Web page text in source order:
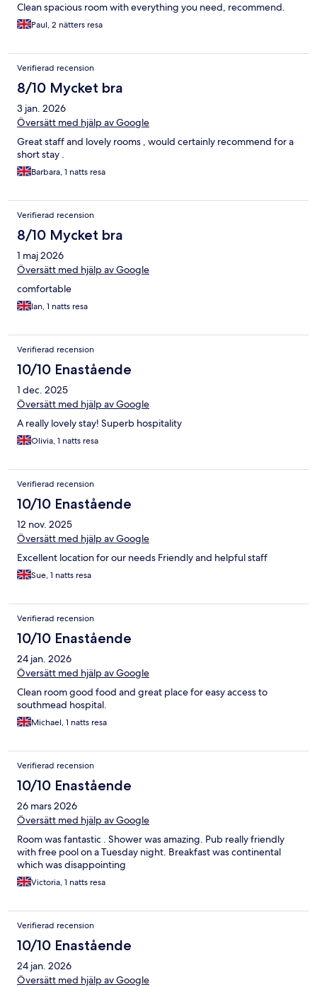
Clean spacious room with everything you need, recommend.
Paul, 2 nätters resa
Verifierad recension
8/10 Mycket bra
3 jan. 2026
Översätt med hjälp av Google
Great staff and lovely rooms , would certainly recommend for a
short stay .
Barbara, 1 natts resa
Verifierad recension
8/10 Mycket bra
1 maj 2026
Översätt med hjälp av Google
comfortable
Ian, 1 natts resa
Verifierad recension
10/10 Enastående
1 dec. 2025
Översätt med hjälp av Google
A really lovely stay! Superb hospitality
Olivia, 1 natts resa
Verifierad recension
10/10 Enastående
12 nov. 2025
Översätt med hjälp av Google
Excellent location for our needs Friendly and helpful staff
Sue, 1 natts resa
Verifierad recension
10/10 Enastående
24 jan. 2026
Översätt med hjälp av Google
Clean room good food and great place for easy access to
southmead hospital.
Michael, 1 natts resa
Verifierad recension
10/10 Enastående
26 mars 2026
Översätt med hjälp av Google
Room was fantastic . Shower was amazing. Pub really friendly
with free pool on a Tuesday night. Breakfast was continental
which was disappointing
Victoria, 1 natts resa
Verifierad recension
10/10 Enastående
24 jan. 2026
Översätt med hjälp av Google